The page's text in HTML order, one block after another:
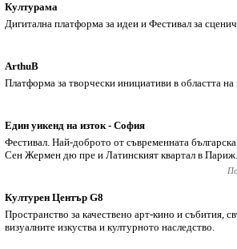
Културама
Дигитална платформа за идеи и Фестивал за
ArthuB
Платформа за творчески инициативи в областта на
Един уикенд на изток - София
Фестивал. Най-доброто от съвременната
Сен Жермен дю пре и Латинският квартал в Париж.
Културен Център G8
Пространство за качествено арт-кино и събития,
визуалните изкуства и културното наследство.